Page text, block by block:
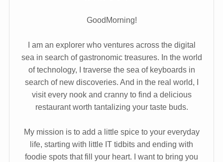
GoodMorning!
I am an explorer who ventures across the digital
sea in search of gastronomic treasures. In the world
of technology, I traverse the sea of keyboards in
search of new discoveries. And in the real world, I
visit every nook and cranny to find a delicious
restaurant worth tantalizing your taste buds.
My mission is to add a little spice to your everyday
life, starting with little IT tidbits and ending with
foodie spots that fill your heart. I want to bring you